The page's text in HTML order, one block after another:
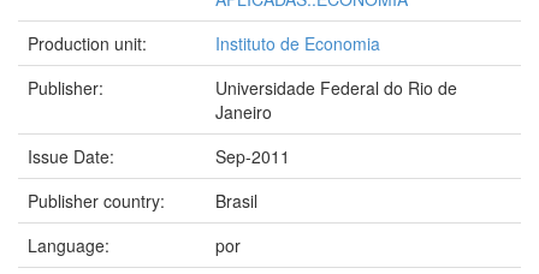
Production unit:
Instituto de Economia
Publisher:
Universidade Federal do Rio de
Janeiro
Issue Date:
Sep-2011
Publisher country:
Brasil
Language:
por